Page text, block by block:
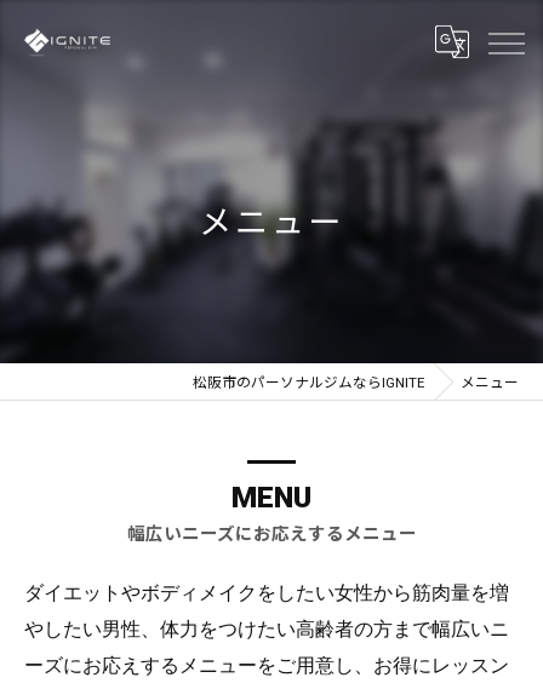
メニュー
松阪市のパーソナルジムならIGNITE メニュー
幅広いニーズにお応えするメニュー
MENU
ダイエットやボディメイクをしたい女性から筋肉量を増
やしたい男性、体力をつけたい高齢者の方まで幅広いニ
ーズにお応えするメニューをご用意し、お得にレッスン